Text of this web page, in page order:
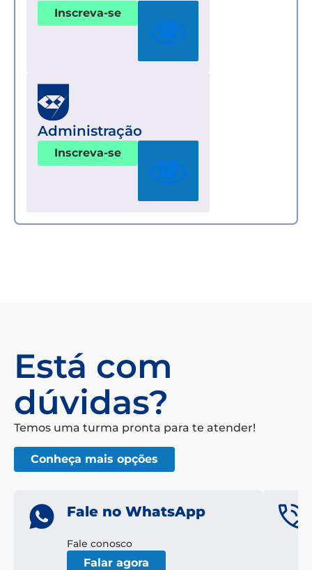
Inscreva-se
Administração
Inscreva-se
Está com
dúvidas?
Temos uma turma pronta para te atender!
Conheça mais opções
Fale no WhatsApp
Fale conosco
Falar agora